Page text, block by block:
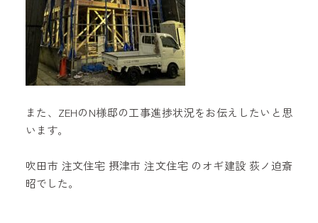
また、ZEHのN様邸の工事進捗状況をお伝えしたいと思
います。
吹田市 注文住宅 摂津市 注文住宅 のオギ建設 荻ノ迫斎
昭でした。